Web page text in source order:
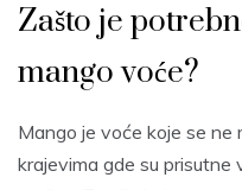
Zašto je
mango voće?
Mango je voće koje se ne
krajevima gde su